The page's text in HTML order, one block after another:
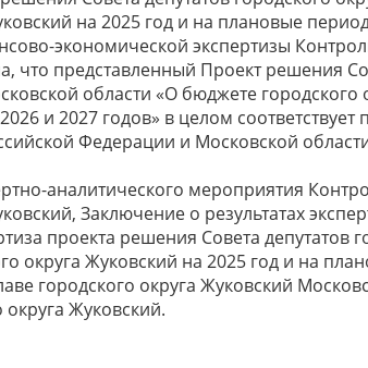
на 2025 год и на плановые
экономической экспертизы
что представленный Проект решения
области «О бюджете городского
и 2027 годов» в целом
Федерации и Московской
аналитического мероприятия
Заключение о результатах
проекта решения Совета депутатов
округа Жуковский на 2025 год и на
городского округа Жуковский
округа Жуковский.